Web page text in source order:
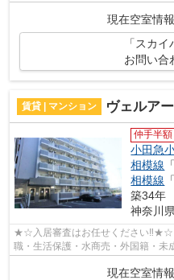
現在空室情
「スカ
お問い合
賃貸 | マンション ヴェルア
仲手半額
小田急
相模線 「
相模線
築34年
神奈川県
★☆入居審査はお任せください‼★☆
職・生活保護・水商売・外国籍・未
ット非公開の物件からもお探し致し
現在空室情